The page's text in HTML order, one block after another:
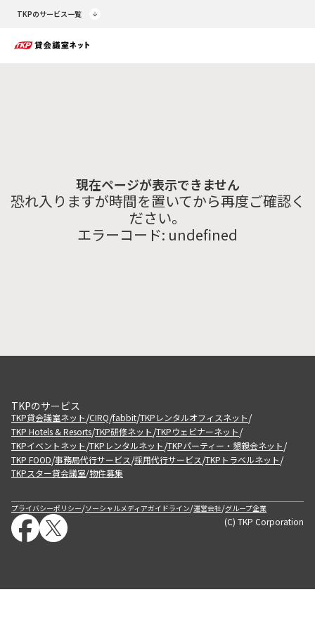
TKPのサービス一覧
現在ページが表示できません
恐れ入りますが時間を置いてから再度ご確認く
ださい。
エラーコード: undefined
TKPのサービス
TKP貸会議室ネット/CIRQ/fabbit/TKPレンタルオフィスネット/
TKP Hotels & Resorts/TKP研修ネット/TKPウェビナーネット/
TKPイベントネット/TKPレンタルネット/TKPパーティー・懇親会ネット/
TKP FOOD/事務局代行サービス/採用代行サービス/TKPトラベルネット/
TKPスター貸会議室/物件募集
プライバシーポリシー/ソーシャルメディアガイドライン/運営会社/グループ企業
(C) TKP Corporation